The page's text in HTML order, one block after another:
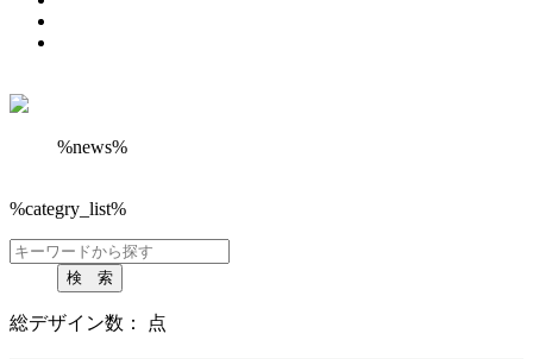
%news%
%categry_list%
検 索
総デザイン数： 点